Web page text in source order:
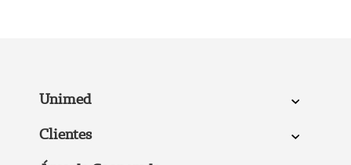
Unimed
Clientes